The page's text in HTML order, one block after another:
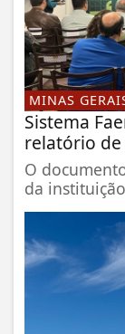
MINAS
Sistema
relatório
O
da